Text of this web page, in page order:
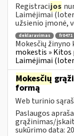
Registracijos
Laimėjimai
užsienio įmonė,
deklaravimas fr0471
Mokesčių
mokestis » Kitos
Laimėjimai
Mokesčių
formą
Web turinio
Paslaugos
grąžinimas/
sukūrimo data: